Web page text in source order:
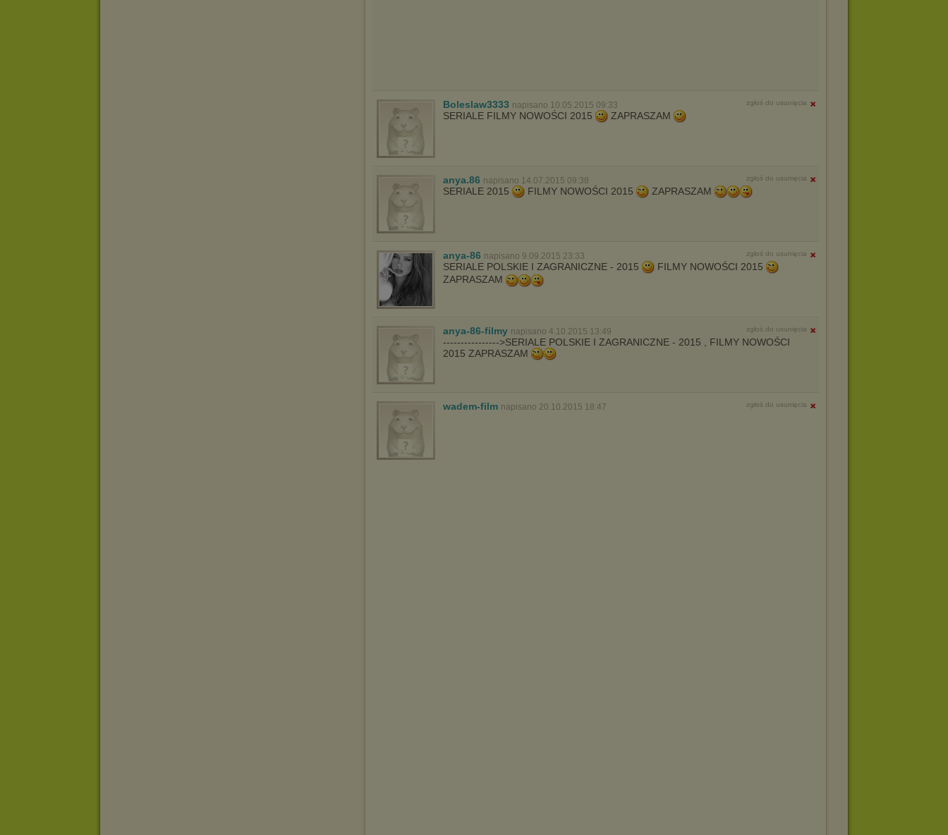
Boleslaw3333 napisano 10.05.2015 09:33 zgłoś do usunięcia
SERIALE FILMY NOWOŚCI 2015 ZAPRASZAM
anya.86 napisano 14.07.2015 09:38 zgłoś do usunięcia
SERIALE 2015 FILMY NOWOŚCI 2015 ZAPRASZAM
anya-86 napisano 9.09.2015 23:33 zgłoś do usunięcia
SERIALE POLSKIE I ZAGRANICZNE - 2015
FILMY NOWOŚCI 2015
ZAPRASZAM
anya-86-filmy napisano 4.10.2015 13:49 zgłoś do usunięcia
---------------->SERIALE POLSKIE I ZAGRANICZNE - 2015 , FILMY NOWOŚCI
2015 ZAPRASZAM
wadem-film napisano 20.10.2015 18:47 zgłoś do usunięcia